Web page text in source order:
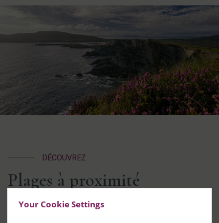
Your Cookie Settings
DÉCOUVREZ
Plages à proximité
Découvrez le meilleur des plages de notre quartier en